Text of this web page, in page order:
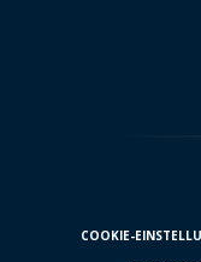
COOKIE-